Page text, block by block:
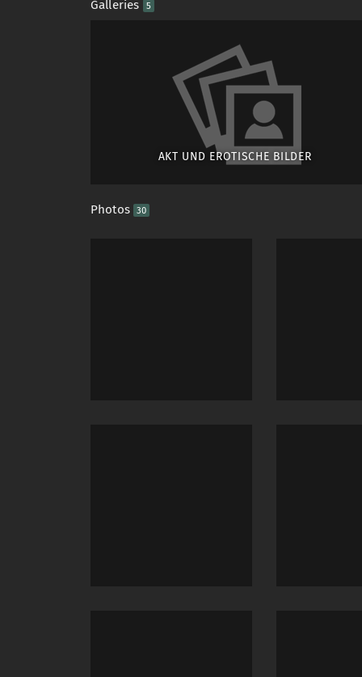
All images on my
If you are interested,
Galleries 5
AKT UND EROTISCHE BILDER
Photos 30